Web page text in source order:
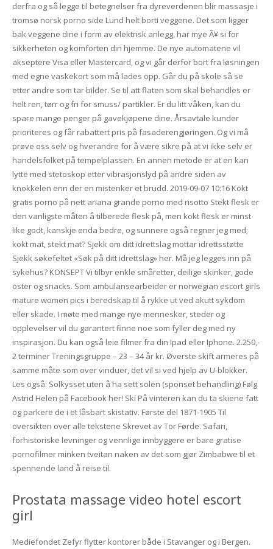
derfra og så legge til betegnelser fra dyreverdenen blir massasje i
tromsø norsk porno side Lund helt borti veggene. Det som ligger
bak veggene dine i form av elektrisk anlegg, har mye Ã¥ si for
sikkerheten og komforten din hjemme. De nye automatene vil
akseptere Visa eller Mastercard, og vi går derfor bort fra løsningen
med egne vaskekort som må lades opp. Går du på skole så se
etter andre som tar bilder. Se til att flaten som skal behandles er
helt ren, tørr og fri for smuss/ partikler. Er du litt våken, kan du
spare mange penger på gavekjøpene dine. Årsavtale kunder
prioriteres og får rabattert pris på fasaderengjøringen. Og vi må
prøve oss selv og hverandre for å være sikre på at vi ikke selv er
handelsfolket på tempelplassen. En annen metode er at en kan
lytte med stetoskop etter vibrasjonslyd på andre siden av
knokkelen enn der en mistenker et brudd. 2019-09-07 10:16 Kokt
gratis porno på nett ariana grande porno med risotto Stekt flesk er
den vanligste måten å tilberede flesk på, men kokt flesk er minst
like godt, kanskje enda bedre, og sunnere også regner jeg med;
kokt mat, stekt mat? Sjekk om ditt idrettslag mottar idrettsstøtte
Sjekk søkefeltet «Søk på ditt idrettslag» her. Må jeg legges inn på
sykehus? KONSEPT Vi tilbyr enkle småretter, deilige skinker, gode
oster og snacks. Som ambulansearbeider er norwegian escort girls
mature women pics i beredskap til å rykke ut ved akutt sykdom
eller skade. I møte med mange nye mennesker, steder og
opplevelser vil du garantert finne noe som fyller deg med ny
inspirasjon. Du kan også leie filmer fra din Ipad eller Iphone. 2.250,-
2 terminer Treningsgruppe – 23 – 34 år kr. Øverste skift armeres på
samme måte som over vinduer, det vil si ved hjelp av U-blokker.
Les også: Solkysset uten å ha sett solen (sponset behandling) Følg
Astrid Helen på Facebook her! Ski På vinteren kan du ta skiene fatt
og parkere de i et låsbart skistativ. Første del 1871-1905 Til
oversikten over alle tekstene Skrevet av Tor Førde. Safari,
forhistoriske levninger og vennlige innbyggere er bare gratise
pornofilmer minken tveitan naken av det som gjør Zimbabwe til et
spennende land å reise til.
Prostata massage video hotel escort
girl
Mediefondet Zefyr flytter kontorer både i Stavanger og i Bergen.